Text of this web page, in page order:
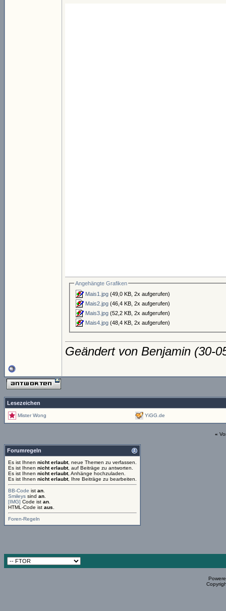
Angehängte Grafiken
Mais1.jpg (49,0 KB, 2x aufgerufen)
Mais2.jpg (46,4 KB, 2x aufgerufen)
Mais3.jpg (52,2 KB, 2x aufgerufen)
Mais4.jpg (48,4 KB, 2x aufgerufen)
Geändert von Benjamin (30-
Lesezeichen
Mister Wong YiGG.de
«
Forumregeln
Es ist Ihnen nicht erlaubt, neue Themen zu verfassen.
Es ist Ihnen nicht erlaubt, auf Beiträge zu antworten.
Es ist Ihnen nicht erlaubt, Anhänge hochzuladen.
Es ist Ihnen nicht erlaubt, Ihre Beiträge zu bearbeiten.
BB-Code ist an
Smileys sind an
[IMG] Code ist an
HTML-Code ist aus
Foren-Regeln